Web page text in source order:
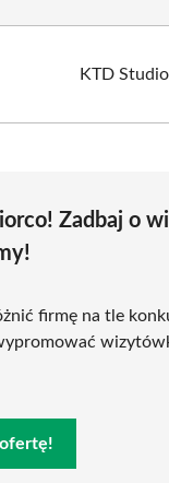
KTD
Zadbaj o
firmę na tle